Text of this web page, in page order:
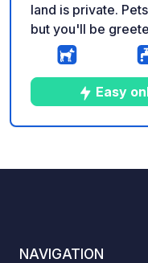
land is private.
but you'll be
Collie and his
a stream, and
us on instagram mylittlefoxsden Having
some building
apologies for the noise.
Easy
NAVIGATION